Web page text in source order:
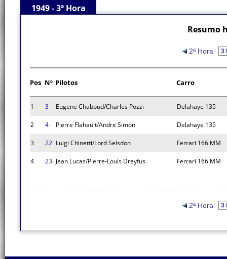
1949 - 3ª Hora
Resumo
2ª Hora
Pos Nº Pilotos Carro
1 3 Eugene Chaboud/Charles Pozzi Delahaye 135
2 4 Pierre Flahault/Andre Simon Delahaye 135
3 22 Luigi Chinetti/Lord Selsdon Ferrari 166 MM
4 23 Jean Lucas/Pierre-Louis Dreyfus Ferrari 166 MM
2ª Hora